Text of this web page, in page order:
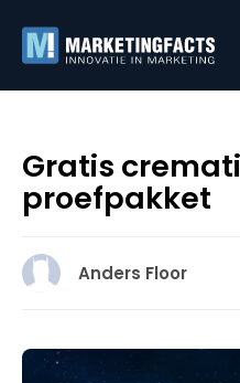
Gratis
proefpakket
Anders Floor